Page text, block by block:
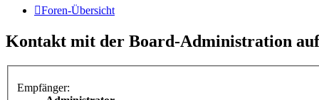
Foren-Übersicht
Kontakt mit der Board-Administration
Empfänger: